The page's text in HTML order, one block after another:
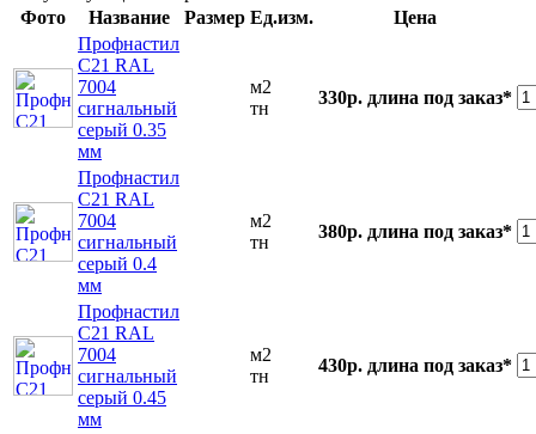
Фото
Название Размер Ед.изм.
Цена
Профнастил
С21 RAL
7004
сигнальный
серый 0.35
мм
м2
тн
330р. длина под заказ*
Профнастил
С21 RAL
7004
сигнальный
серый 0.4
мм
м2
тн
380р. длина под заказ*
Профнастил
С21 RAL
7004
сигнальный
серый 0.45
мм
м2
тн
430р. длина под заказ*